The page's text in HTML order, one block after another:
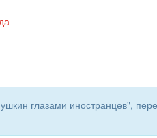
глазами иностранцев",